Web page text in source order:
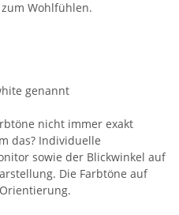
Wohlfühlen.
genannt
nicht immer exakt
das? Individuelle
sowie der Blickwinkel auf
Die Farbtöne auf